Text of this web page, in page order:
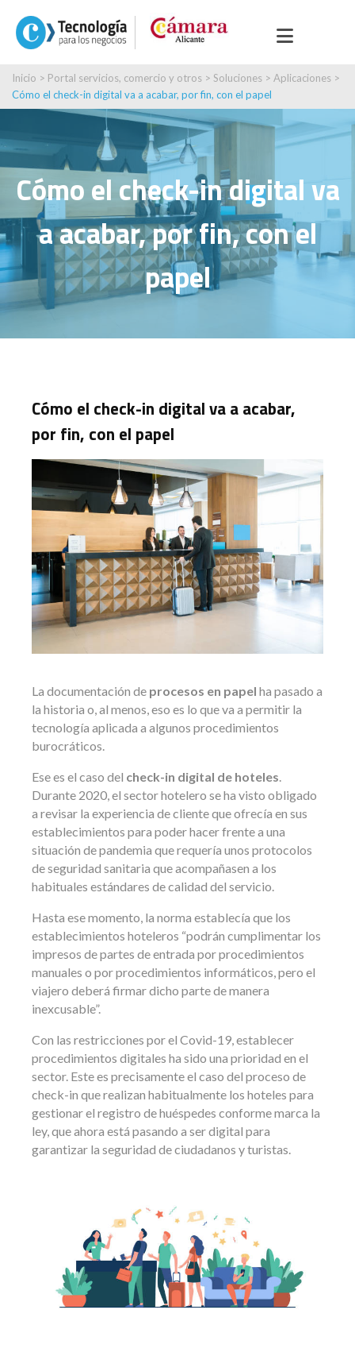
Inicio > Portal servicios, comercio y otros > Soluciones > Aplicaciones >
Cómo el check-in digital va a acabar, por fin, con el papel
Cómo el check-in digital va
a acabar, por fin, con el
papel
Cómo el check-in digital va a acabar,
por fin, con el papel
La documentación de procesos en papel ha pasado a
la historia o, al menos, eso es lo que va a permitir la
tecnología aplicada a algunos procedimientos
burocráticos.
Ese es el caso del check-in digital de hoteles.
Durante 2020, el sector hotelero se ha visto obligado
a revisar la experiencia de cliente que ofrecía en sus
establecimientos para poder hacer frente a una
situación de pandemia que requería unos protocolos
de seguridad sanitaria que acompañasen a los
habituales estándares de calidad del servicio.
Hasta ese momento, la norma establecía que los
establecimientos hoteleros “podrán cumplimentar los
impresos de partes de entrada por procedimientos
manuales o por procedimientos informáticos, pero el
viajero deberá firmar dicho parte de manera
inexcusable”.
Con las restricciones por el Covid-19, establecer
procedimientos digitales ha sido una prioridad en el
sector. Este es precisamente el caso del proceso de
check-in que realizan habitualmente los hoteles para
gestionar el registro de huéspedes conforme marca la
ley, que ahora está pasando a ser digital para
garantizar la seguridad de ciudadanos y turistas.